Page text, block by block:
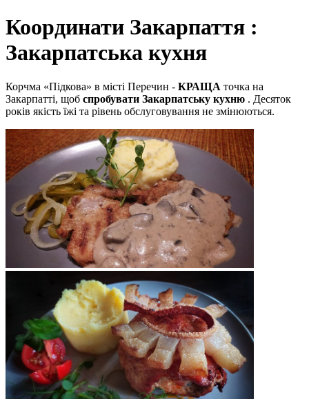
Координати Закарпаття :
Закарпатська кухня
Корчма «Підкова» в місті Перечин - КРАЩА точка на
Закарпатті, щоб спробувати Закарпатську кухню . Десяток
років якість їжі та рівень обслуговування не змінюються.